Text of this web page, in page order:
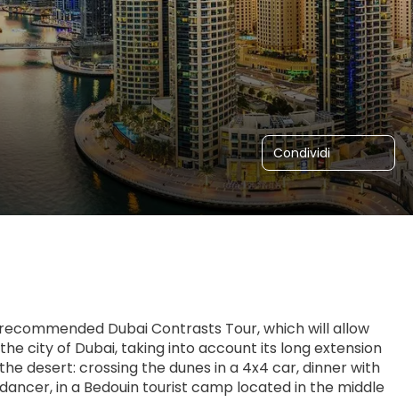
Condividi
Dubai Contrasts Tour, which will allow
city of Dubai, taking into account its long extension
desert: crossing the dunes in a 4x4 car, dinner with
in a Bedouin tourist camp located in the middle